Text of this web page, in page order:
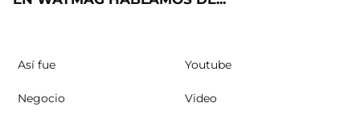
Así fue Youtube
Negocio Video